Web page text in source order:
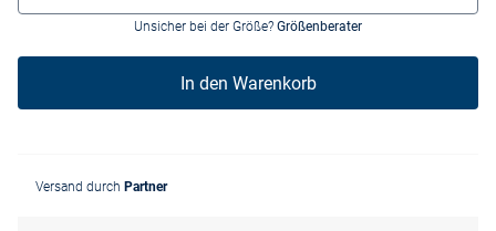
Unsicher bei der Größe? Größenberater
In den Warenkorb
Versand durch Partner